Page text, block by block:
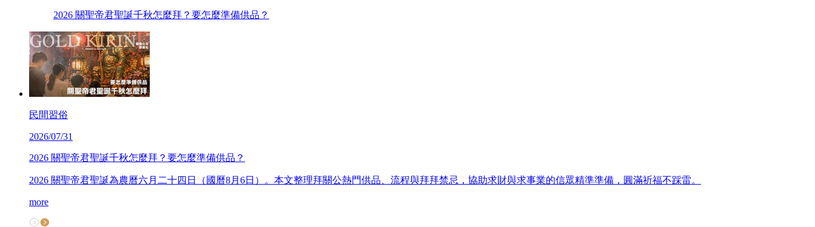
2026 關聖帝君聖誕千秋怎麼拜？要怎麼準備供品？
民間習俗
2026/07/31
2026 關聖帝君聖誕千秋怎麼拜？要怎麼準備供品？
2026 關聖帝君聖誕為農曆六月二十四日（國曆8月6日）。本文整理拜關公熱門供品、流程與拜拜禁忌，協助求財與求事業的信眾精準準備，圓滿祈福不踩雷。
more